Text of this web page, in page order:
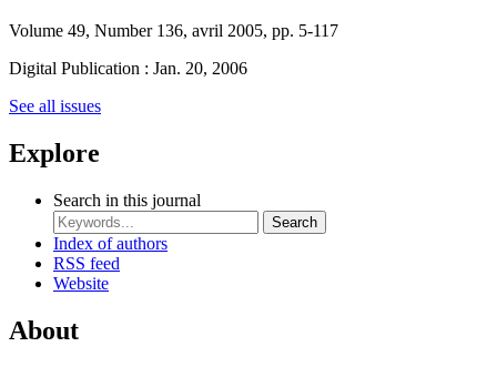
Volume 49, Number 136, avril 2005, pp. 5-117
Digital Publication : Jan. 20, 2006
See all issues
Explore
Search in this journal
Search
Index of authors
RSS feed
Website
About